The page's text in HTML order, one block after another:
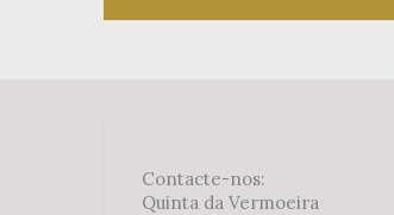
Contacte-nos:
Quinta da Vermoeira